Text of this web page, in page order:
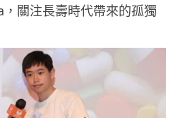
關注長壽時代帶來的孤獨